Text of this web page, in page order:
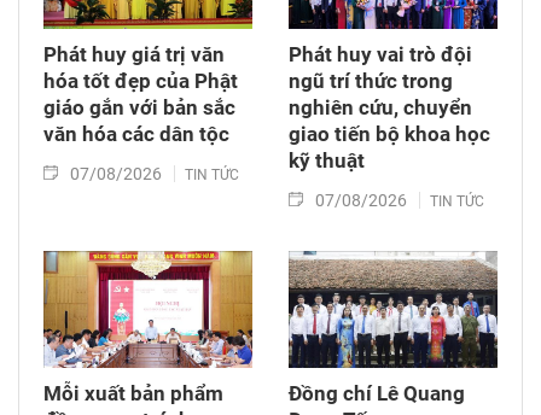
Phát huy giá trị văn
hóa tốt đẹp của Phật
giáo gắn với bản sắc
văn hóa các dân tộc
07/08/2026 TIN TỨC
Phát huy vai trò đội
ngũ trí thức trong
nghiên cứu, chuyển
giao tiến bộ khoa học
kỹ thuật
07/08/2026 TIN TỨC
Mỗi xuất bản phẩm
Đồng chí Lê Quang